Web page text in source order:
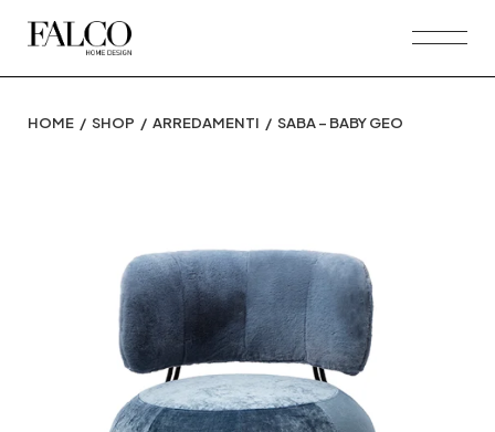
HOME SHOP ARREDAMENTI SABA – BABY GEO